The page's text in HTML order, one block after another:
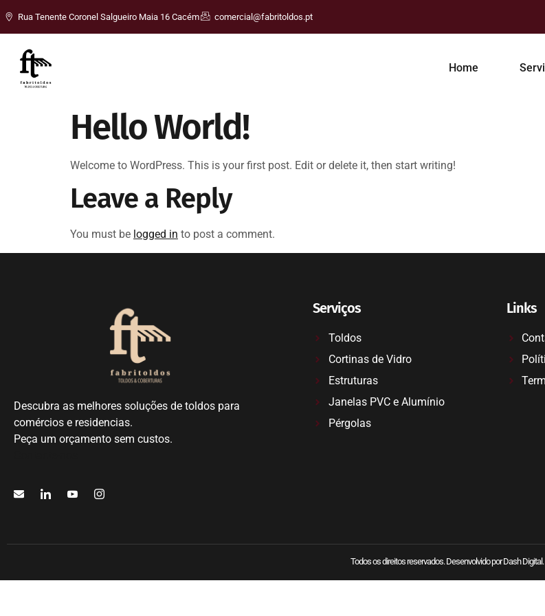
Rua Tenente Coronel Salgueiro Maia 16 Cacém comercial@fabritoldos.pt
Home
Hello World!
Welcome to WordPress. This is your first post. Edit or delete it, then start writing!
Leave a Reply
You must be logged in to post a comment.
Descubra as melhores soluções de toldos para
comércios e residencias.
Peça um orçamento sem custos.
Serviços
Toldos
Cortinas de Vidro
Estruturas
Janelas PVC e Alumínio
Pérgolas
Links
Todos os direitos reservados. Desenvolvido por Dash Digital.